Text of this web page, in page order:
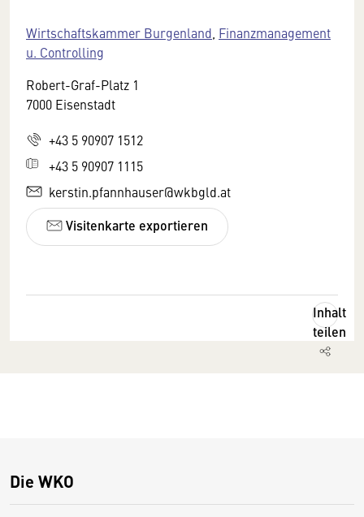
Wirtschaftskammer Burgenland Finanzmanagement
u. Controlling
Robert-Graf-Platz 1
7000 Eisenstadt
+43 5 90907 1512
+43 5 90907 1115
kerstin.pfannhauser@wkbgld.at
Visitenkarte exportieren
Inhalt
teilen
Die WKO